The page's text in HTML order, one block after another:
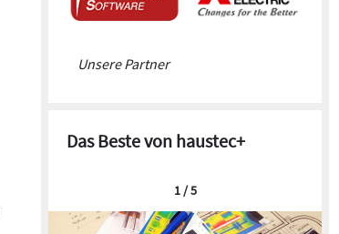
Unsere Partner
Das Beste von haustec+
1 / 5